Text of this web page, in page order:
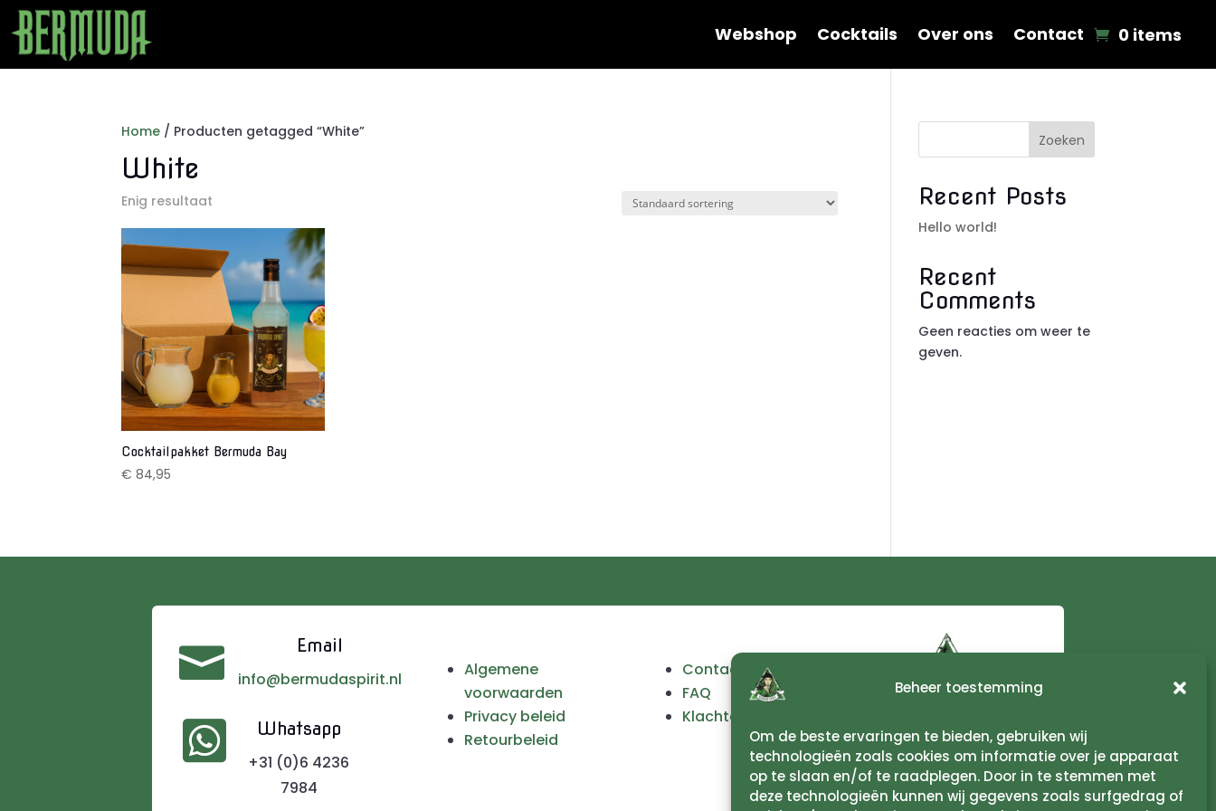
Beheer toestemming
Om de beste ervaringen te bieden, gebruiken wij
technologieën zoals cookies om informatie over je apparaat
op te slaan en/of te raadplegen. Door in te stemmen met
deze technologieën kunnen wij gegevens zoals surfgedrag of
Webshop Cocktails Over ons Contact 0 items
Home / Producten getagged “White”
White
Enig resultaat
Cocktailpakket Bermuda Bay
€ 84,95
Zoeken
Recent Posts
Hello world!
Recent
Comments
Geen reacties om weer te
geven.
 Email
info@bermudaspirit.nl
 Whatsapp
+31 (0)6 4236
7984
Algemene
voorwaarden
Privacy beleid
Retourbeleid
Contact
FAQ
Klachten